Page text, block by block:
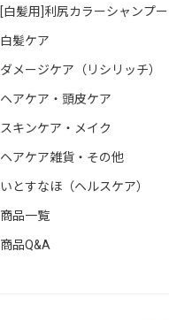
[白髪用]利尻カラーシャンプー
白髪ケア
ダメージケア（リシリッチ）
ヘアケア・頭皮ケア
スキンケア・メイク
ヘアケア雑貨・その他
いとすなほ（ヘルスケア）
商品一覧
商品Q&A